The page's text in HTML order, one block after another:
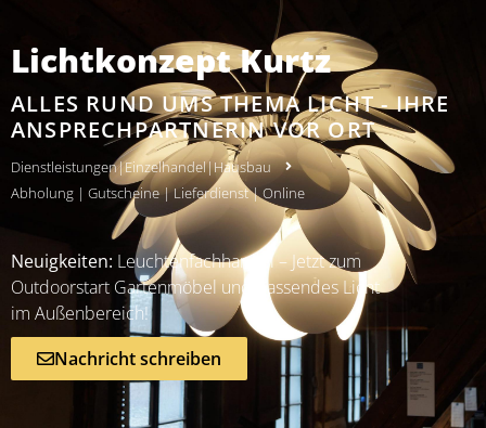
Lichtkonzept Kurtz
ALLES RUND UMS THEMA LICHT - IHRE
ANSPRECHPARTNERIN VOR ORT
Dienstleistungen|Einzelhandel|Hausbau
Abholung | Gutscheine|Lieferdienst|Online
Neuigkeiten: Leuchtenfachhandel – Jetzt zum
Outdoorstart Gartenmöbel und passendes Licht
im Außenbereich!
Nachricht schreiben